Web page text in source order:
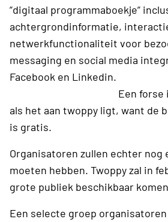
”digitaal programmaboekje”
achtergrondinformatie,
netwerkfunctionaliteit voor
messaging en social media
Facebook en Linkedin.
Een
als het aan twoppy ligt, want de
is gratis.
Organisatoren zullen echter nog
moeten hebben. Twoppy zal in
grote publiek beschikbaar
Een selecte groep